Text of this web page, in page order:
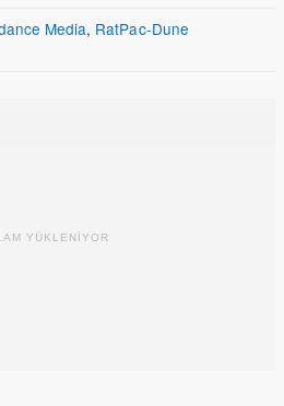
Media, RatPac-Dune
YÜKLENİYOR